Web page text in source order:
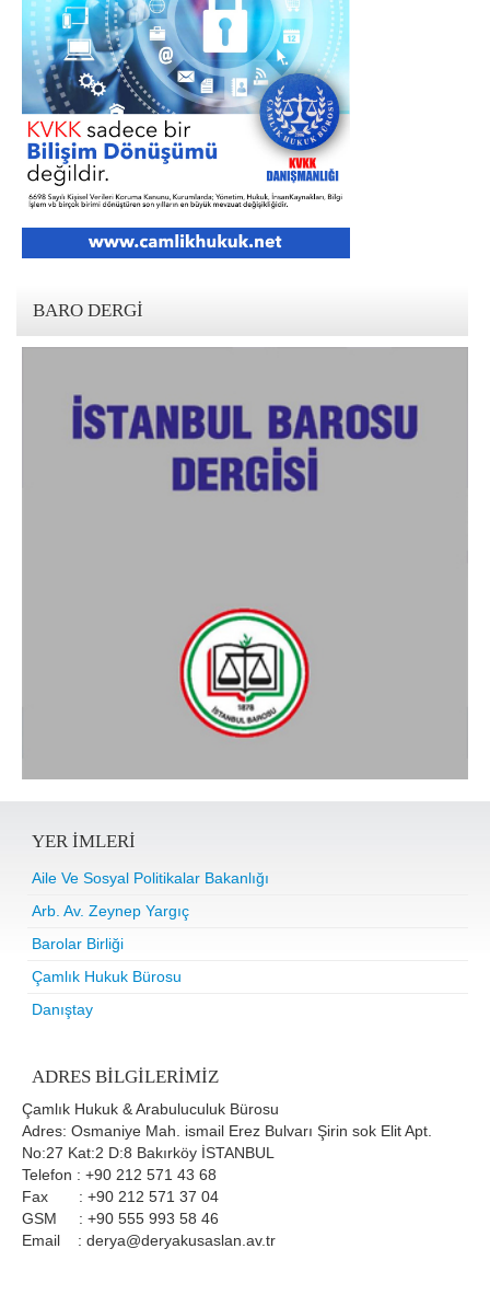
BARO DERGI
YER IMLERI
Aile Ve Sosyal Politikalar Bakanlığı
Arb. Av. Zeynep Yargıç
Barolar Birliği
Çamlık Hukuk Bürosu
Danıştay
ADRES BILGILERIMIZ
Çamlık Hukuk & Arabuluculuk Bürosu
Adres: Osmaniye Mah. ismail Erez Bulvarı Şirin sok Elit Apt.
No:27 Kat:2 D:8 Bakırköy İSTANBUL
Telefon : +90 212 571 43 68
Fax : +90 212 571 37 04
GSM : +90 555 993 58 46
Email : derya@deryakusaslan.av.tr